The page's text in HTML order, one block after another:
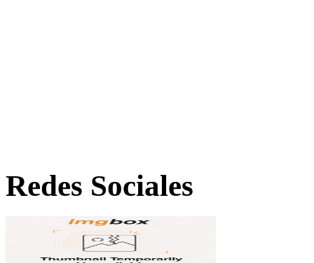
Redes Sociales